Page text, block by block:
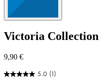
Victoria Collection
9,90 €
5.0 (1)